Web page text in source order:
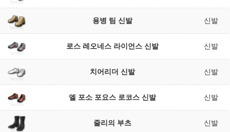
용병 팀 신발 신발
로스 레오네스 라이언스 신발 신발
치어리더 신발 신발
엘 포소 포요스 로코스 신발 신발
줄리의 부츠 신발